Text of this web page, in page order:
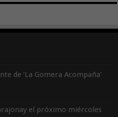
de ‘La Gomera Acompaña’
el próximo miércoles